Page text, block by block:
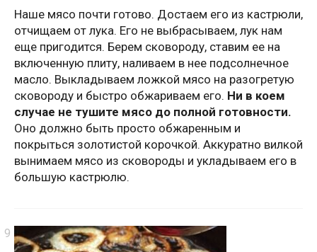
Наше мясо почти готово. Достаем его из кастрюли,
отчищаем от лука. Его не выбрасываем, лук нам
еще пригодится. Берем сковороду, ставим ее на
включенную плиту, наливаем в нее подсолнечное
масло. Выкладываем ложкой мясо на разогретую
сковороду и быстро обжариваем его. Ни в коем
случае не тушите мясо до полной готовности.
Оно должно быть просто обжаренным и
покрыться золотистой корочкой. Аккуратно вилкой
вынимаем мясо из сковороды и укладываем его в
большую кастрюлю.